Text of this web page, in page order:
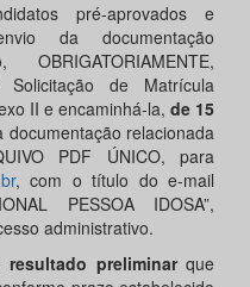
pré-aprovados e
da documentação
de Matrícula
II e encaminhá-la, de 15
documentação relacionada
PDF ÚNICO, para
, com o título do e-mail
PESSOA IDOSA”,
administrativo.
preliminar que